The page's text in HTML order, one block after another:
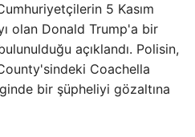
5 Kasım
olan Donald Trump'a bir
açıklandı. Polisin,
Coachella
bir şüpheliyi gözaltına